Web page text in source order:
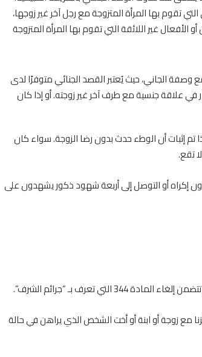
التي تقوم بها المرأة المتزوجة مع رجل آخر غير زوجها،
غير اللائقة التي تقوم بها المرأة المتزوجة
الجاني، حيث يُعتبر القصد الجنائي متوفرًا لدى
علاقة جنسية مع طرف آخر غير زوجته. أو إذا كان
تم إثبات أن الوطء حدث بدون رضا الزوجة. سواء كان
تقع.
إكراه أو التوصل إلى أربعة شهود ذكور يشهدون على
تعرف بـ “جرائم الشرف”.
مع زوجة أو ابنة أو أخت الشخص الذي يراهن في حالة